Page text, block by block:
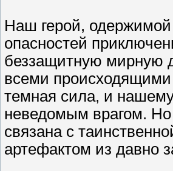
Наш герой, одержимой
опасностей
беззащитную мирную
всеми происходящими
темная сила, и нашему
неведомым врагом. Но
связана с
артефактом из давно